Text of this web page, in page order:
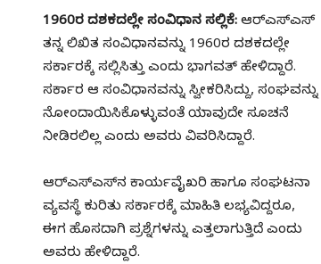
1960ರ ದಶಕದಲ್ಲೇ ಸಂವಿಧಾನ ಸಲ್ಲಿಕೆ: ಆರ್‌ಎಸ್‌ಎಸ್‌
ತನ್ನ ಲಿಖಿತ ಸಂವಿಧಾನವನ್ನು 1960ರ ದಶಕದಲ್ಲೇ
ಸರ್ಕಾರಕ್ಕೆ ಸಲ್ಲಿಸಿತ್ತು ಎಂದು ಭಾಗವತ್ ಹೇಳಿದ್ದಾರೆ.
ಸರ್ಕಾರ ಆ ಸಂವಿಧಾನವನ್ನು ಸ್ವೀಕರಿಸಿದ್ದು, ಸಂಘವನ್ನು
ನೋಂದಾಯಿಸಿಕೊಳ್ಳುವಂತೆ ಯಾವುದೇ ಸೂಚನೆ
ನೀಡಿರಲಿಲ್ಲ ಎಂದು ಅವರು ವಿವರಿಸಿದ್ದಾರೆ.
ಆರ್‌ಎಸ್‌ಎಸ್‌ನ ಕಾರ್ಯವೈಖರಿ ಹಾಗೂ ಸಂಘಟನಾ
ವ್ಯವಸ್ಥೆ ಕುರಿತು ಸರ್ಕಾರಕ್ಕೆ ಮಾಹಿತಿ ಲಭ್ಯವಿದ್ದರೂ,
ಈಗ ಹೊಸದಾಗಿ ಪ್ರಶ್ನೆಗಳನ್ನು ಎತ್ತಲಾಗುತ್ತಿದೆ ಎಂದು
ಅವರು ಹೇಳಿದ್ದಾರೆ.